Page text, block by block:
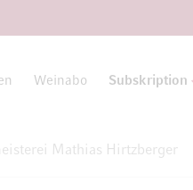
Weinabo Subskription
Mathias Hirtzberger